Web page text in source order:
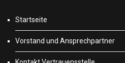
Startseite
Vorstand und Ansprechpartner